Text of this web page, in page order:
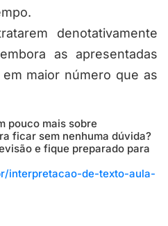
denotativamente
as apresentadas
maior número que as
pouco mais sobre
ficar sem nenhuma dúvida?
e fique preparado para
interpretacao-de-texto-aula-